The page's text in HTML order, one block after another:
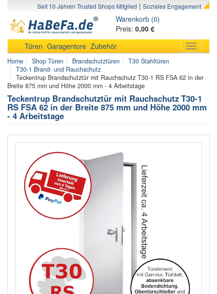
Seit 10 Jahren Trusted Shops Mitglied | Soziales Engagement
Warenkorb (0)
Preis: 0,00 €
Toggle
Türen Garagentore Zubehör
Home Shop Türen Brandschutztüren
T30 Stahltüren
T30-1 Brand- und Rauchschutz
Teckentrup Brandschutztür mit Rauchschutz T30-1 RS FSA 62 in der
Breite 875 mm und Höhe 2000 mm - 4 Arbeitstage
Teckentrup Brandschutztür mit Rauchschutz T30-1
RS FSA 62 in der Breite 875 mm und Höhe 2000 mm
- 4 Arbeitstage